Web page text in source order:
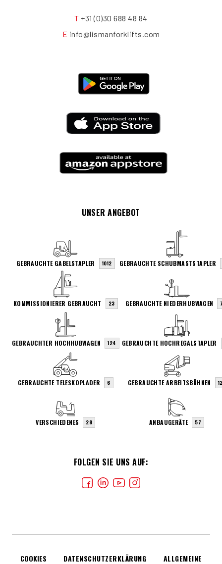
T +31 (0)30 688 48 84
E info@lismanforklifts.com
FOLGEN SIE UNS AUF:
UNSER ANGEBOT
GEBRAUCHTE GABELSTAPLER 1012 GEBRAUCHTE SCHUBMASTSTAPLER
KOMMISSIONIERER GEBRAUCHT 23 GEBRAUCHTE NIEDERHUBWAGEN
GEBRAUCHTER HOCHHUBWAGEN 124 GEBRAUCHTE HOCHREGALSTAPLER
GEBRAUCHTE TELESKOPLADER 6 GEBRAUCHTE ARBEITSBÜHNEN
VERSCHIEDENES 28 ANBAUGERÄTE 57
COOKIES DATENSCHUTZERKLÄRUNG ALLGEMEINE